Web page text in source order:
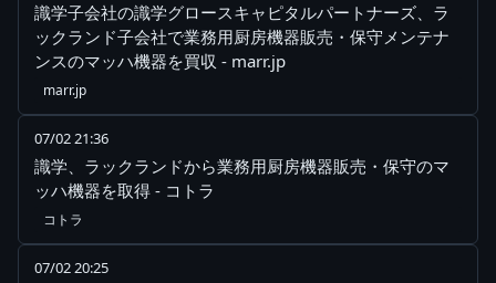
識学子会社の識学グロースキャピタルパートナーズ、ラ
ックランド子会社で業務用厨房機器販売・保守メンテナ
ンスのマッハ機器を買収 - marr.jp
marr.jp
07/02 21:36
識学、ラックランドから業務用厨房機器販売・保守のマ
ッハ機器を取得 - コトラ
コトラ
07/02 20:25